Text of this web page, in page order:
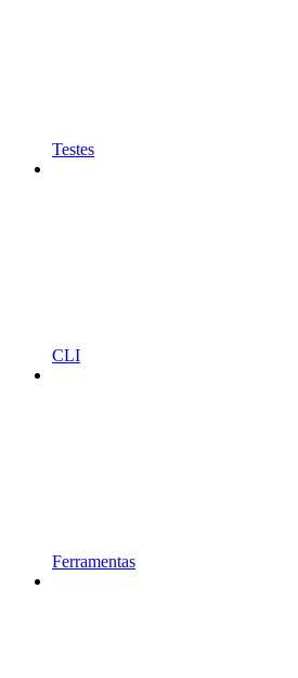
Testes
CLI
Ferramentas